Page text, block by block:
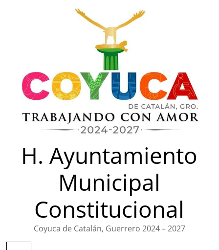
H. Ayuntamiento
Municipal
Constitucional
Coyuca de Catalán, Guerrero 2024 – 2027